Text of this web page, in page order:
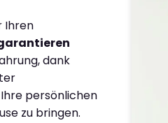
Ihren
dank
Ihre persönlichen
zu bringen.